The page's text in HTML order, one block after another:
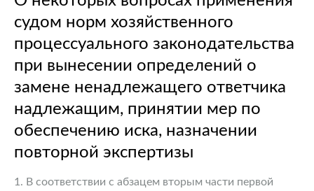
судом норм хозяйственного
процессуального законодательства
при вынесении определений о
замене ненадлежащего ответчика
надлежащим, принятии мер по
обеспечению иска, назначении
повторной экспертизы
1. В соответствии с абзацем вторым части первой